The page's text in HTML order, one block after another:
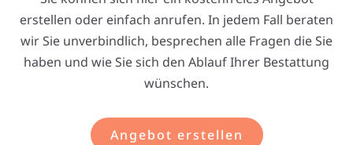
erstellen oder einfach anrufen. In jedem Fall beraten
wir Sie unverbindlich, besprechen alle Fragen die Sie
haben und wie Sie sich den Ablauf Ihrer Bestattung
wünschen.
Angebot erstellen